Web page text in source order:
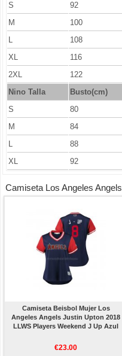
S
92
M
100
L
108
XL
116
2XL
122
Nino Talla
Busto(cm)
S
80
M
84
L
88
XL
92
Camiseta Los Angeles Angels
Camiseta Beisbol Mujer Los
Angeles Angels Justin Upton 2018
LLWS Players Weekend J Up Azul
€23.00